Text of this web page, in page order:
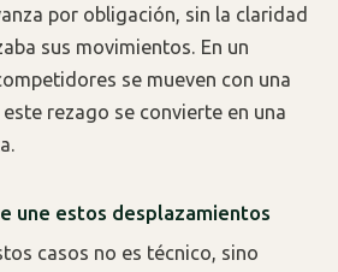
por obligación, sin la claridad
sus movimientos. En un
se mueven con una
rezago se convierte en una
une estos desplazamientos
casos no es técnico, sino